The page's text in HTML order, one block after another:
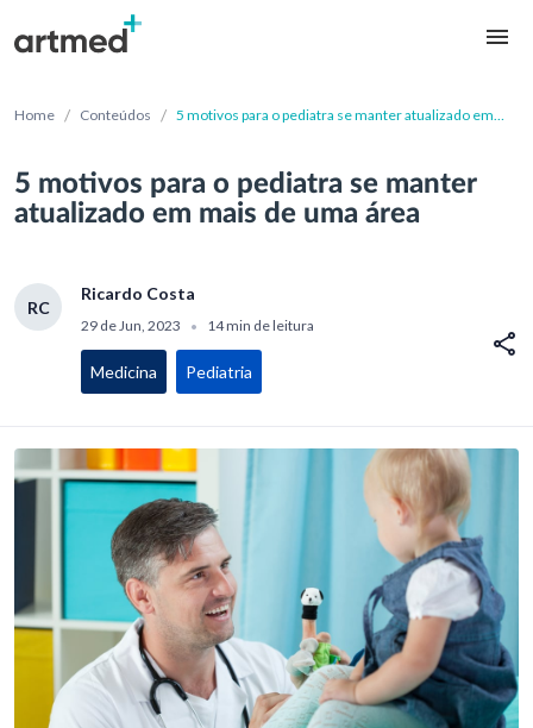
Home / Conteúdos / 5 motivos para o pediatra se manter atualizado em
5 motivos para o pediatra se manter
atualizado em mais de uma área
RC
Ricardo Costa
29 de Jun, 2023 • 14 min de leitura
Medicina Pediatria